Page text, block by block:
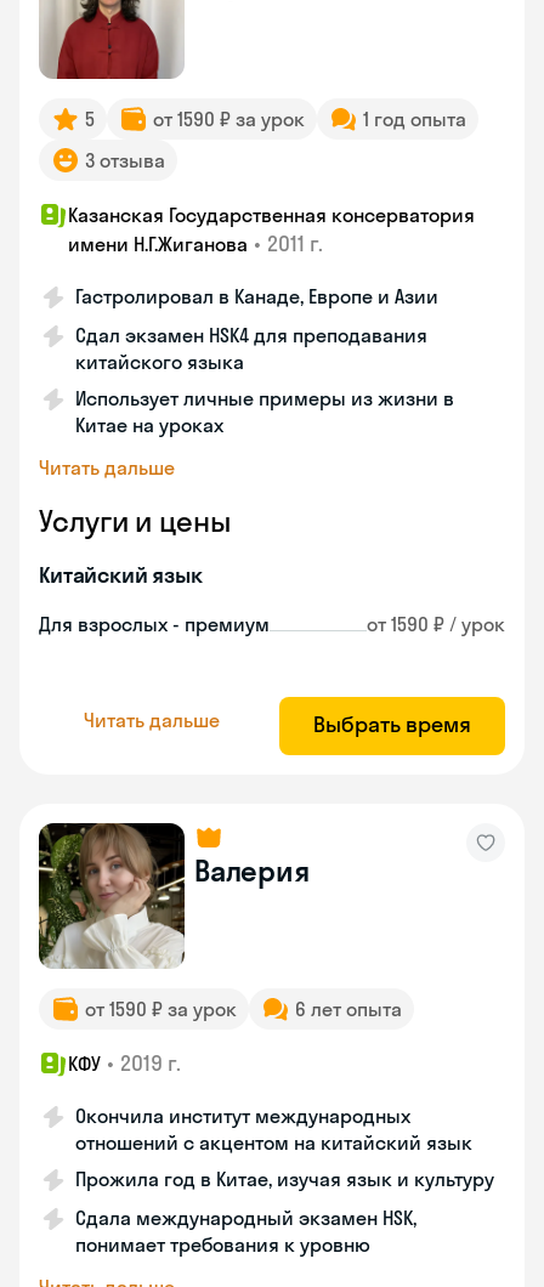
5 от 1590 ₽ за урок
1 год опыта
3 отзыва
Казанская Государственная консерватория
имени Н.Г.Жиганова • 2011 г.
Гастролировал в Канаде, Европе и Азии
Сдал экзамен HSK4 для преподавания
китайского языка
Использует личные примеры из жизни в
Китае на уроках
Читать дальше
Услуги и цены
Китайский язык
Для взрослых - премиум от 1590 ₽ / урок
Читать дальше Выбрать время
Валерия
от 1590 ₽ за урок 6 лет опыта
КФУ • 2019 г.
Окончила институт международных
отношений с акцентом на китайский язык
Прожила год в Китае, изучая язык и культуру
Сдала международный экзамен HSK,
понимает требования к уровню